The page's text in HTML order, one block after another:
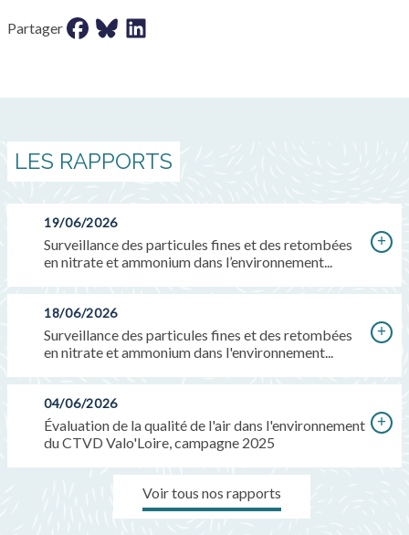
Partager Partager sur facebook
Partager sur bluesky
Partager sur LinkedIn
LES RAPPORTS
19/06/2026
Surveillance des particules fines et des retombées
en nitrate et ammonium dans l’environnement...
18/06/2026
Surveillance des particules fines et des retombées
en nitrate et ammonium dans l'environnement...
04/06/2026
Évaluation de la qualité de l'air dans l'environnement
du CTVD Valo'Loire, campagne 2025
Voir tous nos rapports